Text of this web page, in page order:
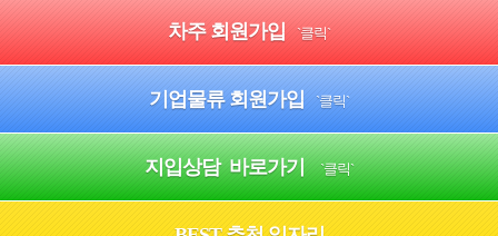
차주 회원가입 `클릭`
기업물류 회원가입 `클릭`
지입상담 바로가기 `클릭`